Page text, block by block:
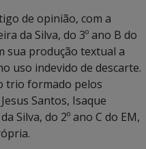
de opinião, com a
da Silva, do 3º ano B do
sua produção textual a
uso indevido de descarte.
trio formado pelos
Santos, Isaque
Silva, do 2º ano C do EM,